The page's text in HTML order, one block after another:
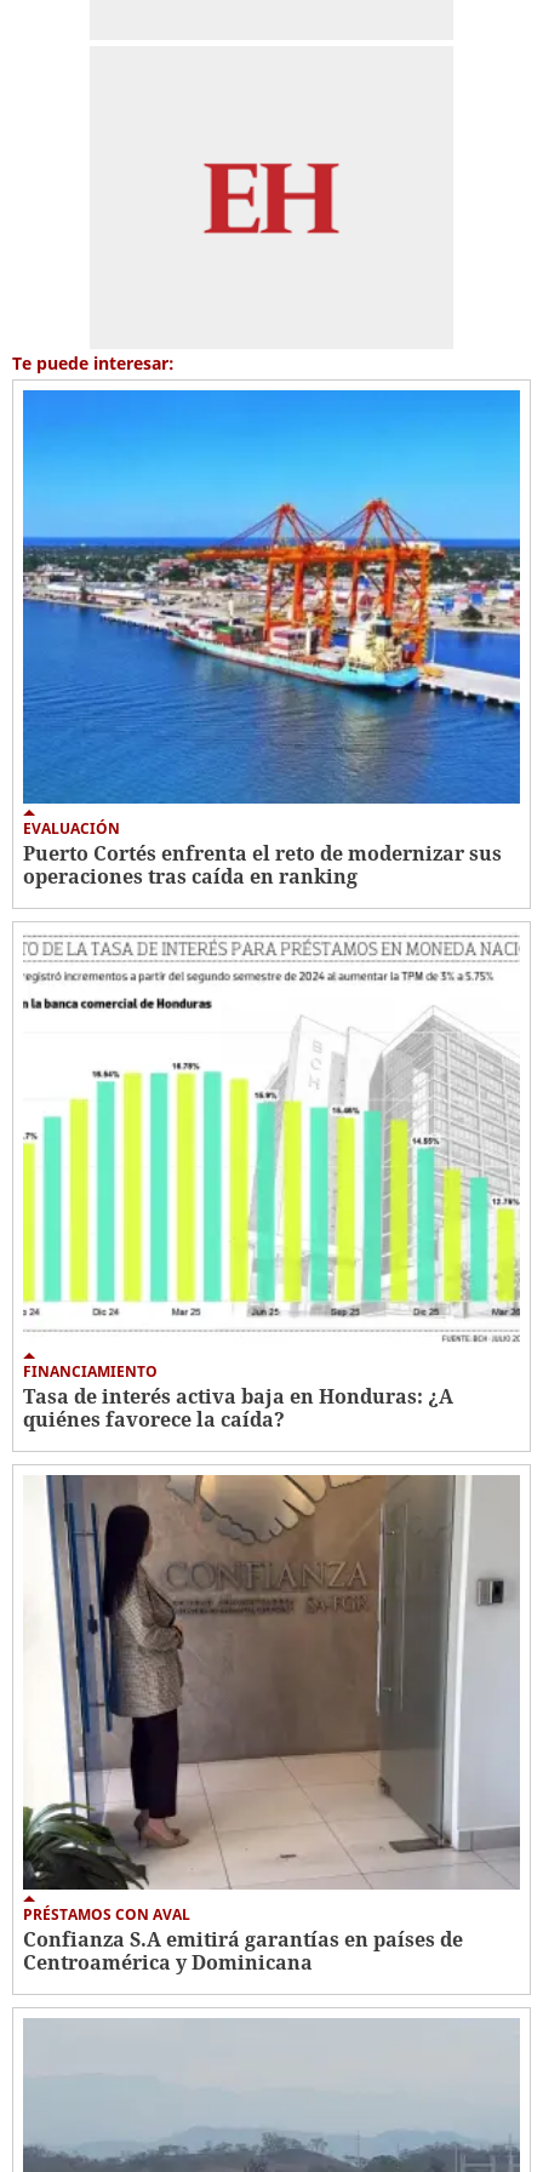
Te puede interesar:
EVALUACIÓN
Puerto Cortés enfrenta el reto de modernizar sus
operaciones tras caída en ranking
FINANCIAMIENTO
Tasa de interés activa baja en Honduras: ¿A
quiénes favorece la caída?
PRÉSTAMOS CON AVAL
Confianza S.A emitirá garantías en países de
Centroamérica y Dominicana